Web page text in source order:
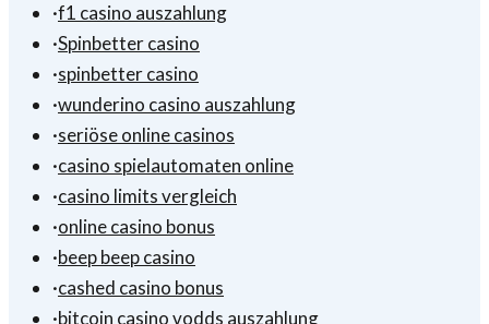
·f1 casino auszahlung
·Spinbetter casino
·spinbetter casino
·wunderino casino auszahlung
·seriöse online casinos
·casino spielautomaten online
·casino limits vergleich
·online casino bonus
·beep beep casino
·cashed casino bonus
·bitcoin casino vodds auszahlung